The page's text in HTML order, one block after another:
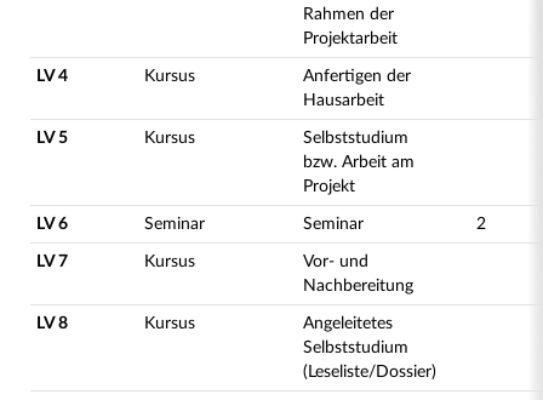
Rahmen der
Projektarbeit
LV 4 Kursus
Anfertigen der
Hausarbeit
LV 5 Kursus
Selbststudium
bzw. Arbeit am
Projekt
LV 6 Seminar Seminar 2
LV 7 Kursus
Vor- und
Nachbereitung
LV 8 Kursus
Angeleitetes
Selbststudium
(Leseliste/Dossier)